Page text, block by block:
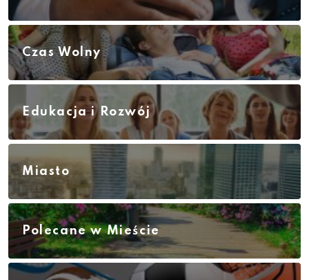
Czas Wolny
Edukacja i Rozwój
Miasto
Polecane w Mieście